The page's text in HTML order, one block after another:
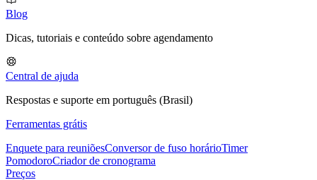
Blog
Dicas, tutoriais e conteúdo sobre agendamento
Central de ajuda
Respostas e suporte em português (Brasil)
Ferramentas grátis
Enquete para reuniõesConversor de fuso horárioTimer
PomodoroCriador de cronograma
Preços